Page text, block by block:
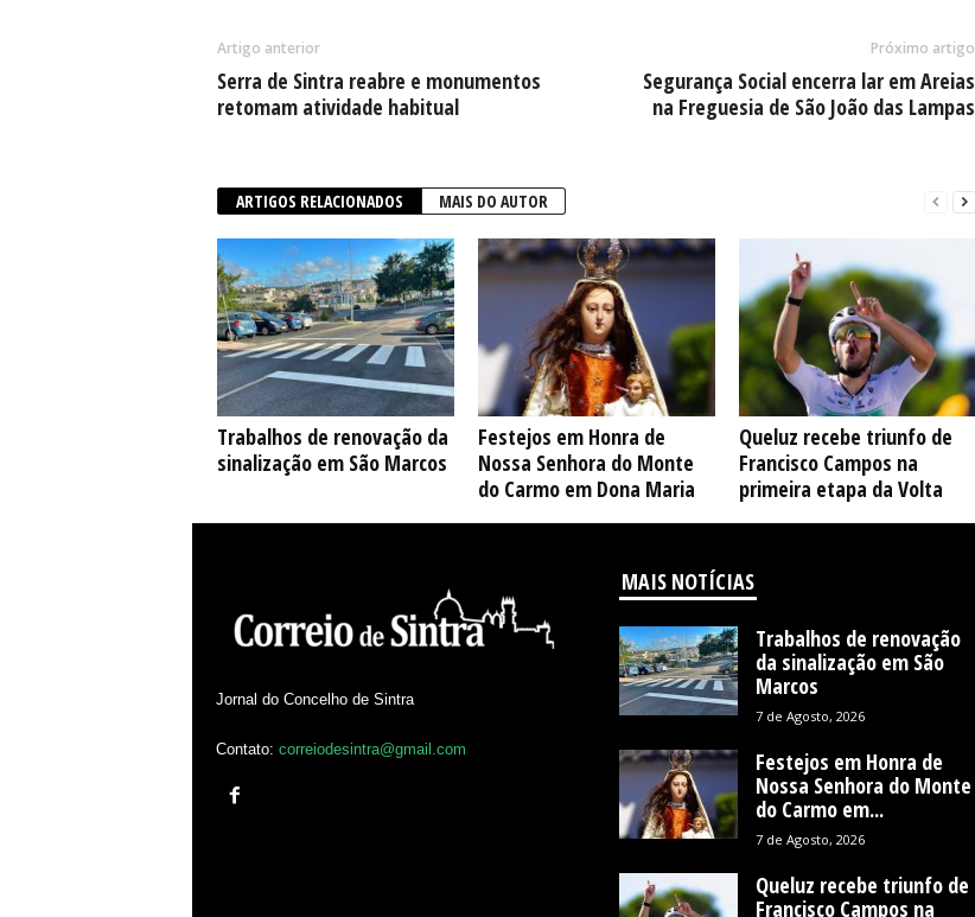
Artigo anterior
Serra de Sintra reabre e monumentos
retomam atividade habitual
Próximo artigo
Segurança Social encerra lar em Areias
na Freguesia de São João das Lampas
ARTIGOS RELACIONADOS MAIS DO AUTOR
Trabalhos de renovação da
sinalização em São Marcos
Festejos em Honra de
Nossa Senhora do Monte
do Carmo em Dona Maria
Queluz recebe triunfo de
Francisco Campos na
primeira etapa da Volta
Jornal do Concelho de Sintra
Contato: correiodesintra@gmail.com
MAIS NOTÍCIAS
Trabalhos de renovação
da sinalização em São
Marcos
7 de Agosto, 2026
Festejos em Honra de
Nossa Senhora do Monte
do Carmo em...
7 de Agosto, 2026
Queluz recebe triunfo de
Francisco Campos na